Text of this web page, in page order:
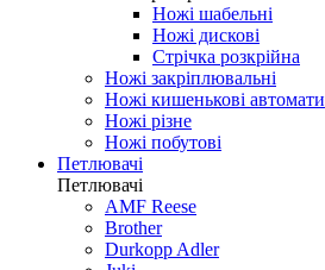
Ножі шабельні
Ножі дискові
Стрічка розкрійна
Ножі закріплювальні
Ножі кишенькові автомати
Ножі різне
Ножі побутові
Петлювачі
Петлювачі
AMF Reese
Brother
Durkopp Adler